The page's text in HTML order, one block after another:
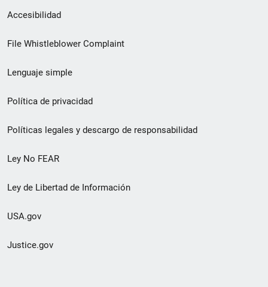
Menú
de
de
pie
de
página
Accesibilidad
File Whistleblower Complaint
Lenguaje simple
Política de privacidad
Políticas legales y descargo de responsabilidad
Ley No FEAR
Ley de Libertad de Información
USA.gov
Justice.gov